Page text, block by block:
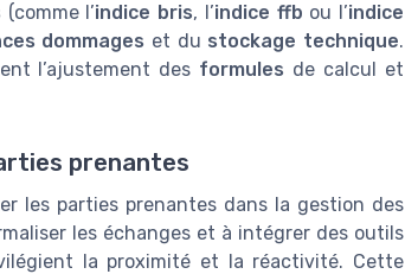
(comme l’indice bris, l’indice ffb ou l’indice
dommages et du stockage technique.
l’ajustement des formules de calcul et
prenantes
les parties prenantes dans la gestion des
les échanges et à intégrer des outils
la proximité et la réactivité. Cette